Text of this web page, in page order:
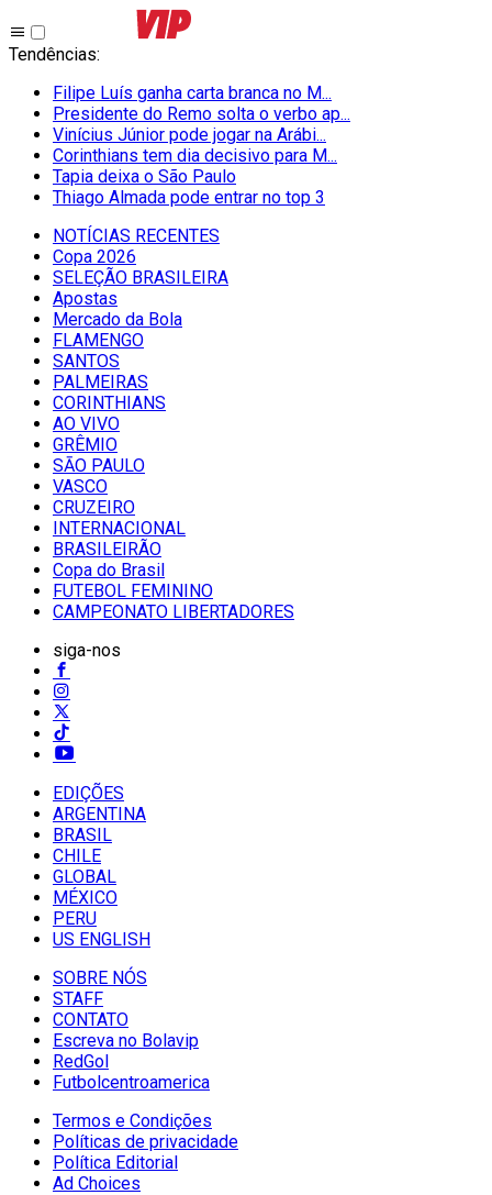
Tendências:
Filipe Luís ganha carta branca no M...
Presidente do Remo solta o verbo ap...
Vinícius Júnior pode jogar na Arábi...
Corinthians tem dia decisivo para M...
Tapia deixa o São Paulo
Thiago Almada pode entrar no top 3
NOTÍCIAS RECENTES
Copa 2026
SELEÇÃO BRASILEIRA
Apostas
Mercado da Bola
FLAMENGO
SANTOS
PALMEIRAS
CORINTHIANS
AO VIVO
GRÊMIO
SĀO PAULO
VASCO
CRUZEIRO
INTERNACIONAL
BRASILEIRÃO
Copa do Brasil
FUTEBOL FEMININO
CAMPEONATO LIBERTADORES
siga-nos
EDIÇÕES
ARGENTINA
BRASIL
CHILE
GLOBAL
MÉXICO
PERU
US ENGLISH
SOBRE NÓS
STAFF
CONTATO
Escreva no Bolavip
RedGol
Futbolcentroamerica
Termos e Condições
Políticas de privacidade
Política Editorial
Ad Choices